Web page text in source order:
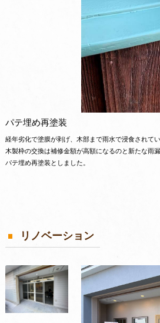
パテ埋め再塗装
経年劣化で塗膜が剥げ、木部まで雨水で浸食されてい
木製枠の交換は補修金額が高額になるのと新たな雨
パテ埋め再塗装としました。
リノベーション